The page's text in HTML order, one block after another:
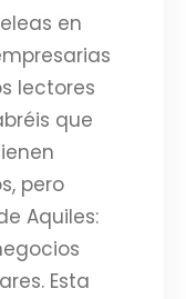
en
lectores
que
pero
Aquiles:
Esta